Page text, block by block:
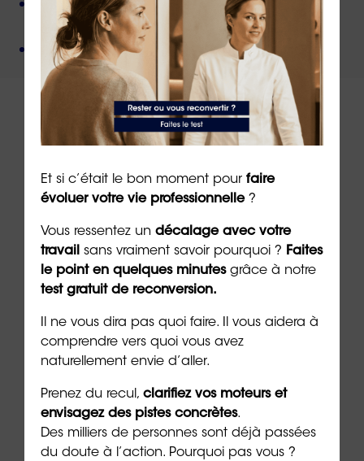
psychologie,
Un organisme de formationcertifié QUALIOPI .
À lire sur le même thème
Retrouver la joie après un burn-
out : un chemin possible
4 min. de lecture
Et si c’était le bon moment pour faire
évoluer votre vie professionnelle?
Vous ressentez un décalage avec votre
travail sans vraiment savoir pourquoi ? Faites
le point en quelques minutesgrâce à notre
test gratuit de reconversion.
Il ne vous dira pas quoi faire. Il vous aidera à
comprendre vers quoi vous avez
naturellement envie d’aller.
Prenez du recul, clarifiez vos moteurs et
envisagez des pistes concrètes.
Des milliers de personnes sont déjà passées
du doute à l’action. Pourquoi pas vous ?